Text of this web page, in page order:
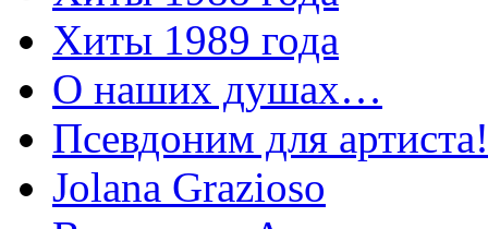
Хиты 1989 года
О наших душах…
Псевдоним для артиста!
Jolana Grazioso